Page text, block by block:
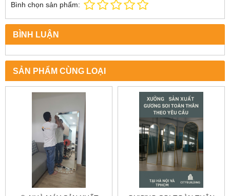
Bình chọn sản phẩm:
BÌNH LUẬN
SẢN PHẨM CÙNG LOẠI